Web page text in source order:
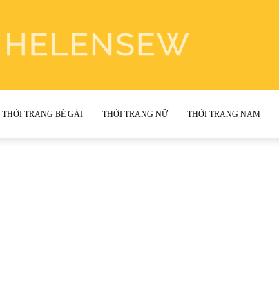
THỜI TRANG BÉ GÁI THỜI TRANG NỮ THỜI TRANG NAM